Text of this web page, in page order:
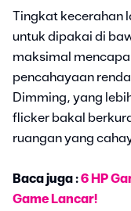
Tingkat kecerahan
untuk dipakai di
maksimal
pencahayaan
Dimming, yang
flicker bakal
ruangan yang
Baca juga :6 HP
Game Lancar!